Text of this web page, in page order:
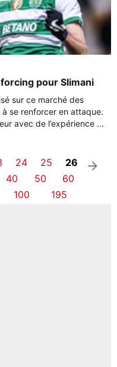
pour Slimani
sur ce marché des
se renforcer en attaque.
avec de l’expérience ...
24 25
26
40 50
60
100 195
arrow_right